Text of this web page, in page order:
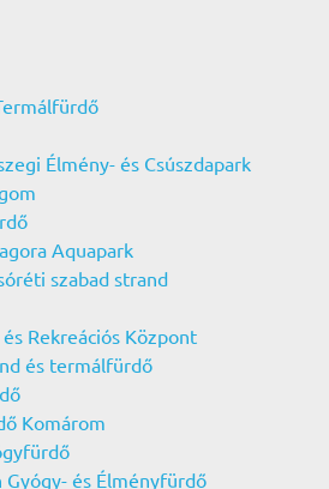
Élmény- és Csúszdapark
Aquapark
szabad strand
Rekreációs Központ
és termálfürdő
Komárom
és Élményfürdő